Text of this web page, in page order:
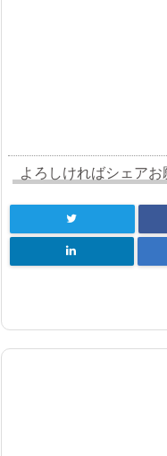
よろしければシェアお